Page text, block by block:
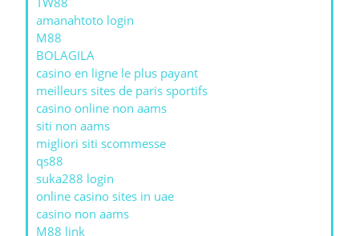
amanahtoto login
M88
BOLAGILA
casino en ligne le plus payant
meilleurs sites de paris sportifs
casino online non aams
siti non aams
migliori siti scommesse
qs88
suka288 login
online casino sites in uae
casino non aams
M88 link